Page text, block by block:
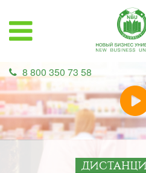
8 800 350 73 58